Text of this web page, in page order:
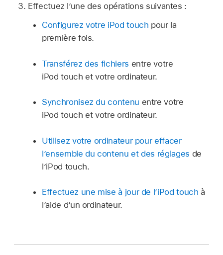
Effectuez l’une des opérations suivantes :
Configurez votre iPod touch pour la
première fois.
Transférez des fichiers entre votre
iPod touch et votre ordinateur.
Synchronisez du contenu entre votre
iPod touch et votre ordinateur.
Utilisez votre ordinateur pour effacer
l’ensemble du contenu et des réglages de
l’iPod touch.
Effectuez une mise à jour de l’iPod touch à
l’aide d’un ordinateur.